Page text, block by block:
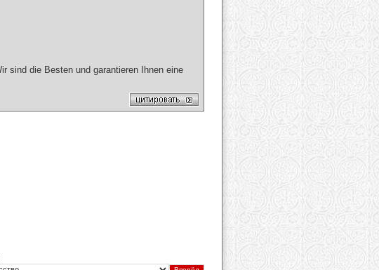
sind die Besten und garantieren Ihnen eine